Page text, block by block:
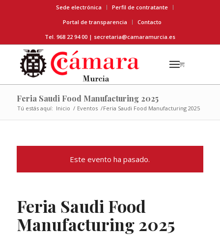
Sede electrónica
Perfil de contratante
Portal de transparencia
Contacto
Tel. 968 22 94 00 | secretaria@camaramurcia.es
Feria Saudi Food Manufacturing 2025
Tú estás aquí: Inicio / Eventos /Feria Saudi Food Manufacturing 2025
Este evento ha pasado.
Feria Saudi Food
Manufacturing 2025